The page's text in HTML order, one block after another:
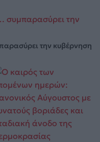
την κυβέρνηση